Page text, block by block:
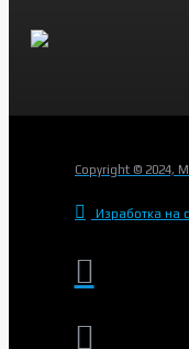
Copyright © 2024,
Изработка на